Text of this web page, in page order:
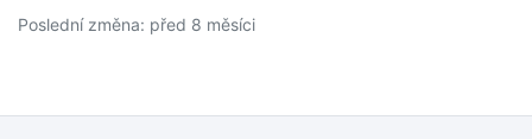
Poslední změna: před 8 měsíci